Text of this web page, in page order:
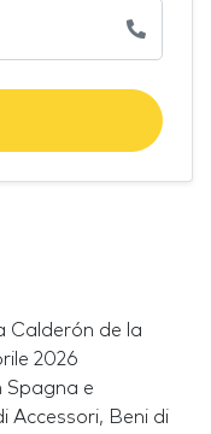
Calderón de la
2026
Spagna e
Accessori, Beni di